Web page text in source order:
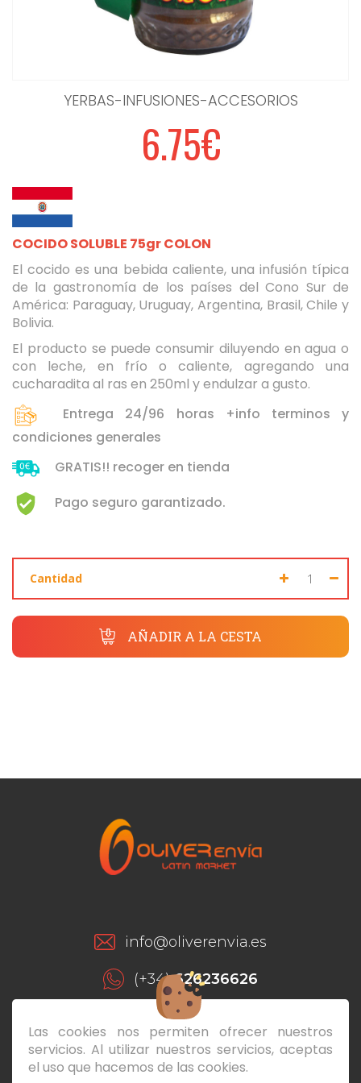
Seleccione dónde buscar
YERBAS-INFUSIONES-ACCESORIOS
6.75€
COCIDO SOLUBLE 75gr COLON
El cocido es una bebida caliente, una infusión típica
de la gastronomía de los países del Cono Sur de
América: Paraguay, Uruguay, Argentina, Brasil, Chile y
Bolivia.
El producto se puede consumir diluyendo en agua o
con leche, en frío o caliente, agregando una
cucharadita al ras en 250ml y endulzar a gusto.
Entrega 24/96 horas +info terminos y
condiciones generales
GRATIS!! recoger en tienda
Pago seguro garantizado.
Cantidad
AÑADIR A LA CESTA
info@oliverenvia.es
(+34)626236626
(+34)928293649
C/ León y Castillo, 175 Local Bajo - 35004
Las Palmas de Gran Canaria
Las cookies nos permiten ofrecer nuestros
servicios. Al utilizar nuestros servicios, aceptas
el uso que hacemos de las cookies.